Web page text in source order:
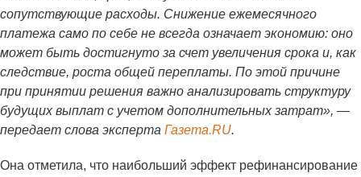
сопутствующие расходы. Снижение ежемесячного
платежа само по себе не всегда означает экономию: оно
может быть достигнуто за счет увеличения срока и, как
следствие, роста общей переплаты. По этой причине
при принятии решения важно анализировать структуру
будущих выплат с учетом дополнительных затрат», —
передает слова эксперта Газета.RU.
Она отметила, что наибольший эффект рефинансирование